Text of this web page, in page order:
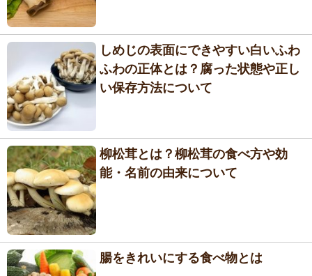
しめじの表面にできやすい白いふわ
ふわの正体とは？腐った状態や正し
い保存方法について
柳松茸とは？柳松茸の食べ方や効
能・名前の由来について
腸をきれいにする食べ物とは